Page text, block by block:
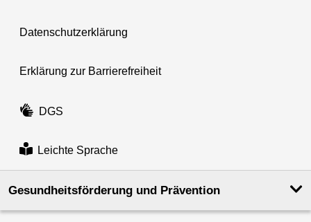
Datenschutzerklärung
Erklärung zur Barrierefreiheit
DGS
Leichte Sprache
Gesundheits­förderung und Prävention